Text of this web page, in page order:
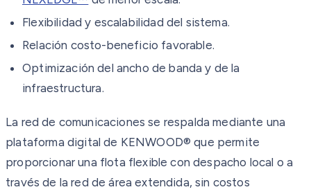
Flexibilidad y escalabilidad del sistema.
Relación costo-beneficio favorable.
Optimización del ancho de banda y de la
infraestructura.
La red de comunicaciones se respalda mediante una
plataforma digital de KENWOOD® que permite
proporcionar una flota flexible con despacho local o a
través de la red de área extendida, sin costos